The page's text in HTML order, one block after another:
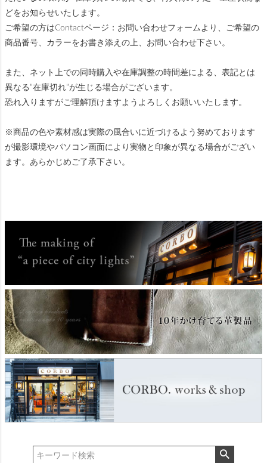
どをお知らせいたします。
ご希望の方はContactページ：お問い合わせフォームより、ご希望の
商品番号、カラーをお書き添えの上、お問い合わせ下さい。
また、ネット上での同時購入や在庫調整の時間差による、表記とは
異なる”在庫切れ”が生じる場合がございます。
恐れ入りますがご理解頂けますようよろしくお願いいたします。
※商品の色や素材感は実際の風合いに近づけるよう努めております
が撮影環境やパソコン画面により実物と印象が異なる場合がござい
ます。あらかじめご了承下さい。